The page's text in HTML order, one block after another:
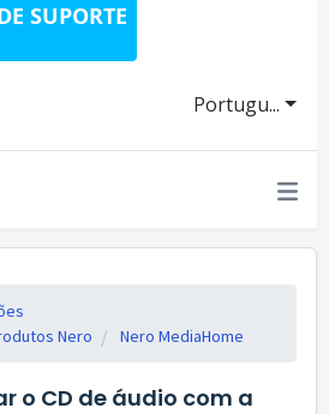
SUPORTE
Portugu...
Nero
Nero MediaHome
o CD de áudio com a